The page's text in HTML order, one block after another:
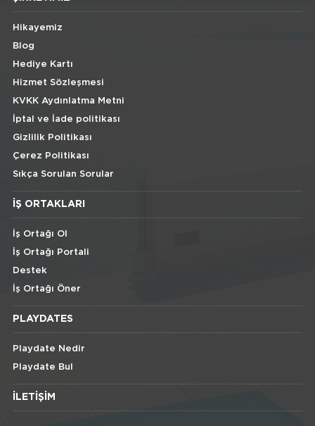
Hikayemiz
Blog
Hediye Kartı
Hizmet Sözleşmesi
KVKK Aydınlatma Metni
İptal ve İade politikası
Gizlilik Politikası
Çerez Politikası
Sıkça Sorulan Sorular
İŞ ORTAKLARI
İş Ortağı Ol
İş Ortağı Portali
Destek
İş Ortağı Öner
PLAYDATES
Playdate Nedir
Playdate Bul
İLETIŞIM